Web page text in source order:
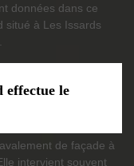
données dans ce
situé à Les Issards
effectue le
de façade à
intervient souvent